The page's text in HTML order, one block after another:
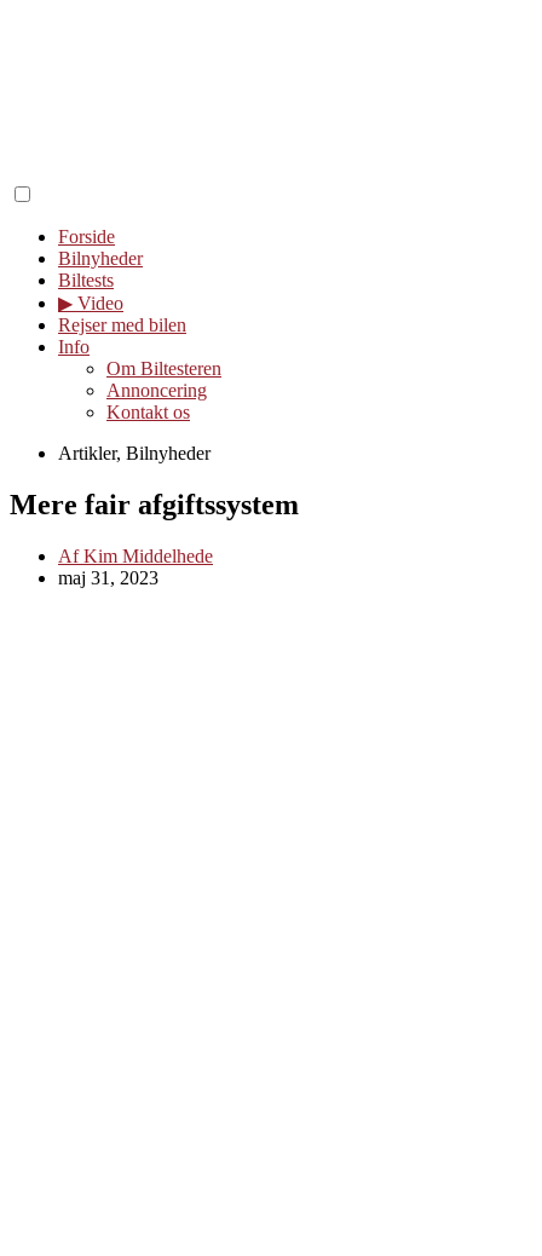
Forside
Bilnyheder
Biltests
▶︎ Video
Rejser med bilen
Info
Om Biltesteren
Annoncering
Kontakt os
Artikler, Bilnyheder
Mere fair afgiftssystem
AfKim Middelhede
maj 31, 2023